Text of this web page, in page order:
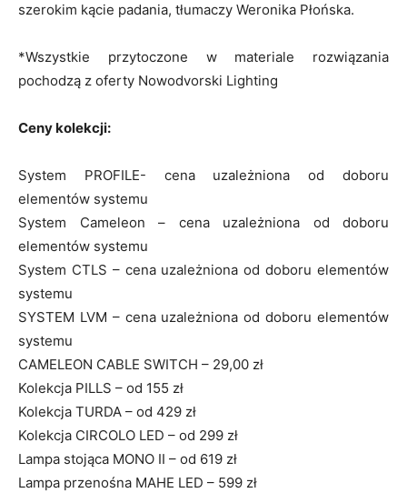
szerokim kącie padania, tłumaczy Weronika Płońska.
*Wszystkie przytoczone w materiale rozwiązania
pochodzą z oferty Nowodvorski Lighting
Ceny kolekcji:
System PROFILE- cena uzależniona od doboru
elementów systemu
System Cameleon – cena uzależniona od doboru
elementów systemu
System CTLS – cena uzależniona od doboru elementów
systemu
SYSTEM LVM – cena uzależniona od doboru elementów
systemu
CAMELEON CABLE SWITCH – 29,00 zł
Kolekcja PILLS – od 155 zł
Kolekcja TURDA – od 429 zł
Kolekcja CIRCOLO LED – od 299 zł
Lampa stojąca MONO II – od 619 zł
Lampa przenośna MAHE LED – 599 zł